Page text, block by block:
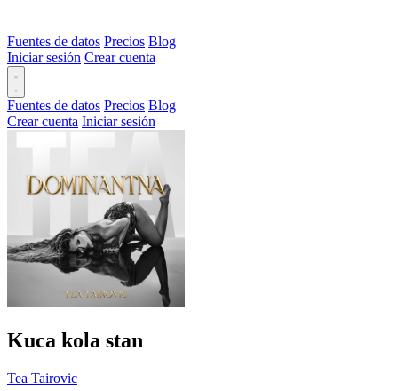
Fuentes de datos Precios Blog
Iniciar sesión Crear cuenta
Fuentes de datos Precios Blog
Crear cuenta Iniciar sesión
Kuca kola stan
Tea Tairovic